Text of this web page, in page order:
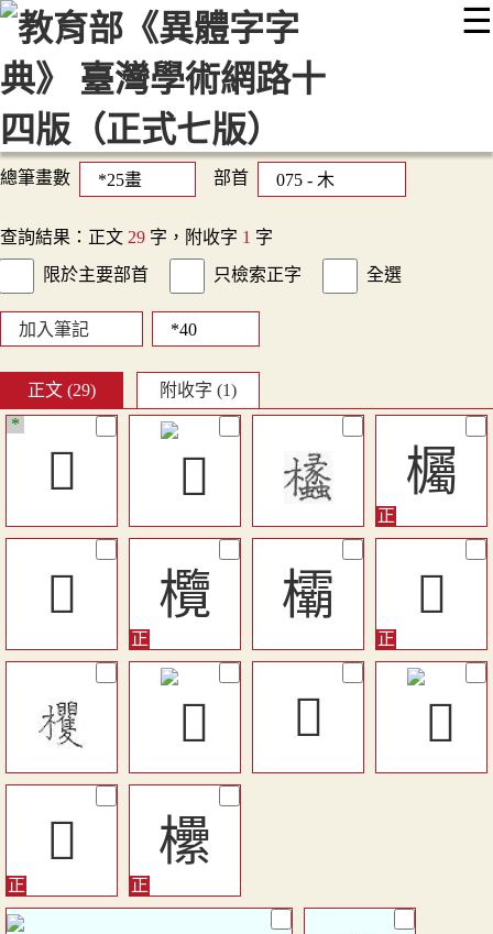
☰
::: 最新消息 常見問題 編輯說明
顯示模式
網站導覽
總筆畫數 部首
查詢結果：正文 29 字，附收字 1 字
限於主要部首
只檢索正字 全選
加入筆記
正文 (29) 附收字 (1)
𣫩
*
欘
󷲨 欖 欛 𣡠
𣡞
𣡧 欙